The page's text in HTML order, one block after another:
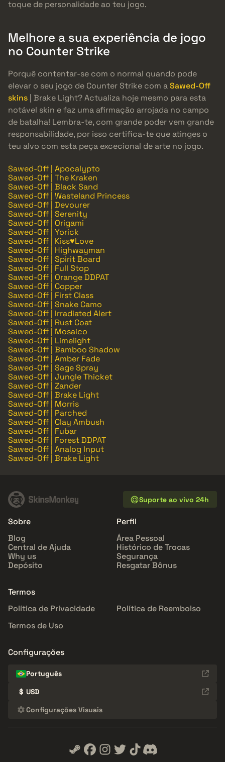
toque de personalidade ao teu jogo.
Melhore a sua experiência de jogo
no Counter Strike
Porquê contentar-se com o normal quando pode
elevar o seu jogo de Counter Strike com aSawed-Off
skins | Brake Light? Actualiza hoje mesmo para esta
notável skin e faz uma afirmação arrojada no campo
de batalha! Lembra-te, com grande poder vem grande
responsabilidade, por isso certifica-te que atinges o
teu alvo com esta peça excecional de arte no jogo.
Sawed-Off | Apocalypto
Sawed-Off | The Kraken
Sawed-Off | Black Sand
Sawed-Off | Wasteland Princess
Sawed-Off | Devourer
Sawed-Off | Serenity
Sawed-Off | Origami
Sawed-Off | Yorick
Sawed-Off | Kiss♥Love
Sawed-Off | Highwayman
Sawed-Off | Spirit Board
Sawed-Off | Full Stop
Sawed-Off | Orange DDPAT
Sawed-Off | Copper
Sawed-Off | First Class
Sawed-Off | Snake Camo
Sawed-Off | Irradiated Alert
Sawed-Off | Rust Coat
Sawed-Off | Mosaico
Sawed-Off | Limelight
Sawed-Off | Bamboo Shadow
Sawed-Off | Amber Fade
Sawed-Off | Sage Spray
Sawed-Off | Jungle Thicket
Sawed-Off | Zander
Sawed-Off | Brake Light
Sawed-Off | Morris
Sawed-Off | Parched
Sawed-Off | Clay Ambush
Sawed-Off | Fubar
Sawed-Off | Forest DDPAT
Sawed-Off | Analog Input
Sawed-Off | Brake Light
Suporte ao vivo 24h
Sobre
Blog
Central de Ajuda
Why us
Depósito
Perfil
Área Pessoal
Histórico de Trocas
Segurança
Resgatar Bônus
Termos
Política de Privacidade
Política de Reembolso
Termos de Uso
Configurações
Português
$ USD
Configurações Visuais